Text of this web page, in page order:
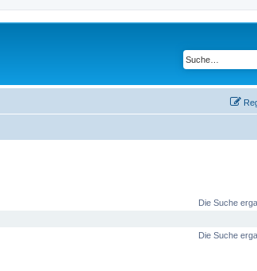
Die Suche
Die Suche